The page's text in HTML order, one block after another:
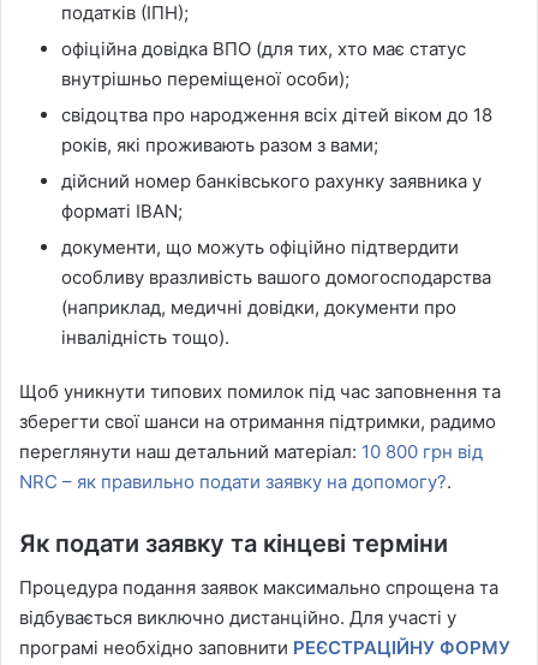
податків (ІПН);
офіційна довідка ВПО (для тих, хто має статус
внутрішньо переміщеної особи);
свідоцтва про народження всіх дітей віком до 18
років, які проживають разом з вами;
дійсний номер банківського рахунку заявника у
форматі IBAN;
документи, що можуть офіційно підтвердити
особливу вразливість вашого домогосподарства
(наприклад, медичні довідки, документи про
інвалідність тощо).
Щоб уникнути типових помилок під час заповнення та
зберегти свої шанси на отримання підтримки, радимо
переглянути наш детальний матеріал: 10 800 грн від
NRC – як правильно подати заявку на допомогу?.
Як подати заявку та кінцеві терміни
Процедура подання заявок максимально спрощена та
відбувається виключно дистанційно. Для участі у
програмі необхідно заповнити РЕЄСТРАЦІЙНУ ФОРМУ